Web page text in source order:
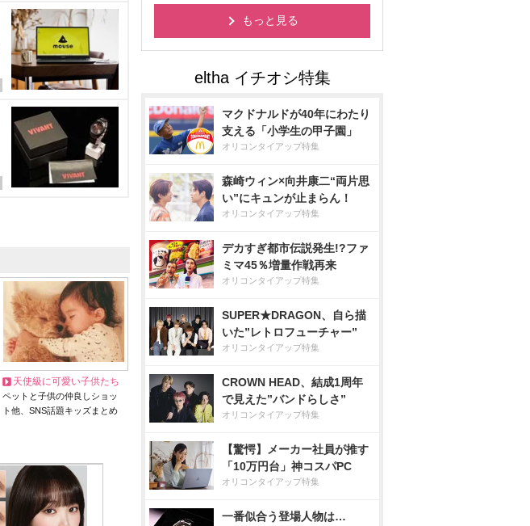
天使級に可愛い子供たち
ペットと子供の仲良しショッ
ト他、SNS話題キッズまとめ
もっと見る
マクドナルドが40年にわたり
支える「小学生の甲子園」
オリコンタイアップ特集
森崎ウィン×向井康二“両片思
い”にキュンが止まらん！
オリコンタイアップ特集
デカすぎ都市伝説発生!?ファ
ミマ45％増量作戦再来
オリコンタイアップ特集
SUPER★DRAGON、自ら描
いた”レトロフューチャー”
オリコンタイアップ特集
CROWN HEAD、結成1周年
で見えた”バンドらしさ”
オリコンタイアップ特集
【驚愕】メーカー社員が推す
「10万円台」神コスパPC
オリコンタイアップ特集
一番似合う登場人物は…